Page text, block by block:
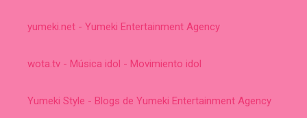
yumeki.net - Yumeki Entertainment Agency
wota.tv - Música idol - Movimiento idol
Yumeki Style - Blogs de Yumeki Entertainment Agency